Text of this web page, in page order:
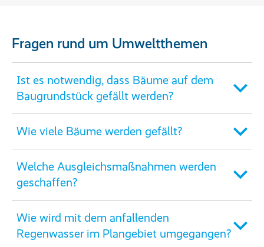
Fragen rund um Umweltthemen
Ist es notwendig, dass Bäume auf dem
Baugrundstück gefällt werden?
Wie viele Bäume werden gefällt?
Welche Ausgleichsmaßnahmen werden
geschaffen?
Wie wird mit dem anfallenden
Regenwasser im Plangebiet umgegangen?